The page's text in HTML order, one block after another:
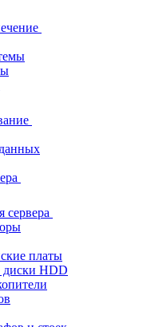
платы
диски HDD